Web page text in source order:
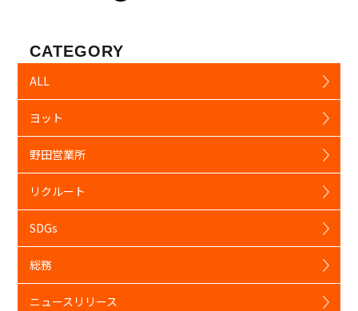
CATEGORY
ALL
ヨット
野田営業所
リクルート
SDGs
総務
ニュースリリース